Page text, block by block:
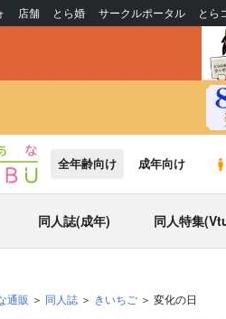
店舗 とら婚 サークルポータル とら
全年齢向け 成年向け
同人誌(成年) 同人特集
通販 同人誌 きいちご 変化の日